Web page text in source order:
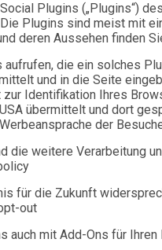
Plugins („Plugins“)
Die Plugins sind meist
deren Aussehen finden
die ein solches
und in die Seite
Identifikation Ihres
übermittelt und dort
der
die weitere Verarbeitung
für die Zukunft
out
auch mit Add-Ons für